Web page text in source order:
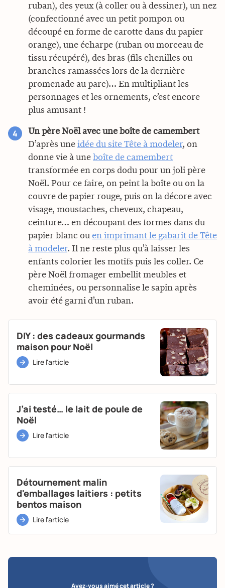
ruban), des yeux (à coller ou à dessiner), un nez
(confectionné avec un petit pompon ou
découpé en forme de carotte dans du papier
orange), une écharpe (ruban ou morceau de
tissu récupéré), des bras (fils chenilles ou
branches ramassées lors de la dernière
promenade au parc)… En multipliant les
personnages et les ornements, c’est encore
plus amusant !
Un père Noël avec une boîte de camembert
D’après une idée du site Tête à modeler, on
donne vie à une boîte de camembert
transformée en corps dodu pour un joli père
Noël. Pour ce faire, on peint la boîte ou on la
couvre de papier rouge, puis on la décore avec
visage, moustaches, cheveux, chapeau,
ceinture… en découpant des formes dans du
papier blanc ou en imprimant le gabarit de Tête
à modeler. Il ne reste plus qu’à laisser les
enfants colorier les motifs puis les coller. Ce
père Noël fromager embellit meubles et
cheminées, ou personnalise le sapin après
avoir été garni d’un ruban.
DIY : des cadeaux gourmands
maison pour Noël
Lire l'article
J’ai testé… le lait de poule de
Noël
Lire l'article
Détournement malin
d'emballages laitiers : petits
bentos maison
Lire l'article
Avez-vous aimé cet article ?